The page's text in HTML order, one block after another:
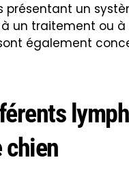
présentant un
un traitement ou
également
chien